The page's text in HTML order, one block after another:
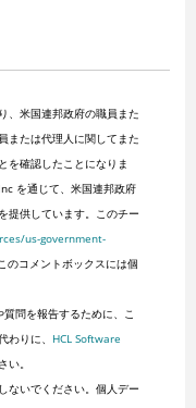
、米国連邦政府の職員また
または代理人に関してまた
を確認したことになりま
を通じて、米国連邦政府
提供しています。このチー
us-government-
のコメントボックスには個
問を報告するために、こ
りに、 HCL Software
。
ないでください。個人デー